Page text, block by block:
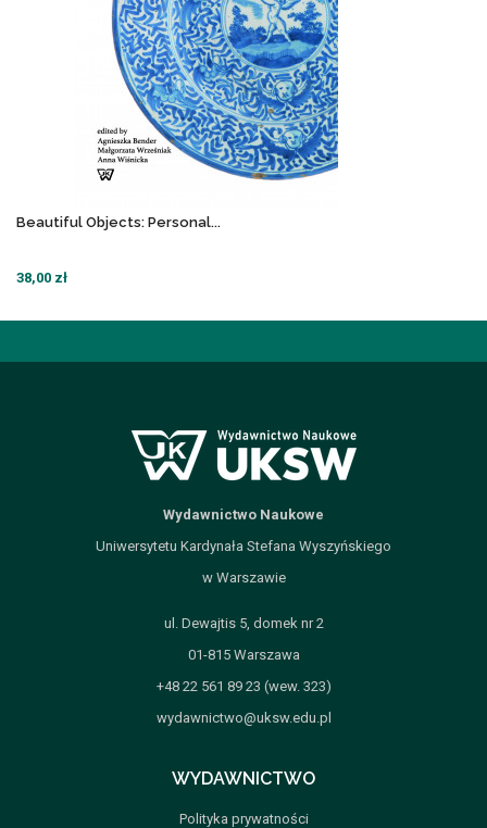
Beautiful Objects: Personal...
38,00 zł
Wydawnictwo Naukowe
Uniwersytetu Kardynała Stefana Wyszyńskiego
w Warszawie
ul. Dewajtis 5, domek nr 2
01-815 Warszawa
+48 22 561 89 23 (wew. 323)
wydawnictwo@uksw.edu.pl
WYDAWNICTWO
Polityka prywatności